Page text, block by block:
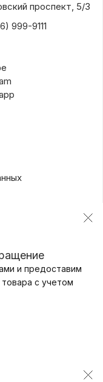
проспект, 5/3
999-9111
и предоставим
с учетом